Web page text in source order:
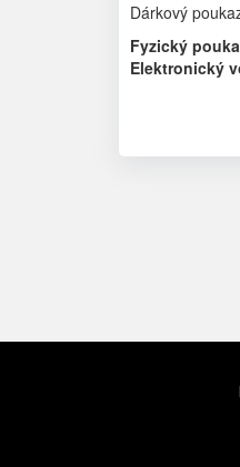
Dárkový
Fyzický
Elektronický